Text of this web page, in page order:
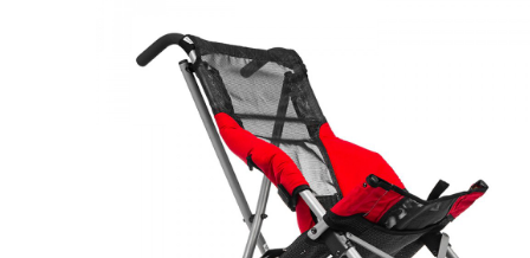
Подъёмники для инвалидов